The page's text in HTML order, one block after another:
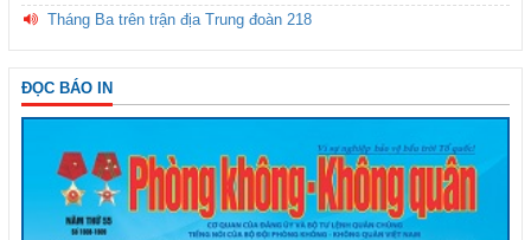
Tháng Ba trên trận địa Trung đoàn 218
ĐỌC BÁO IN